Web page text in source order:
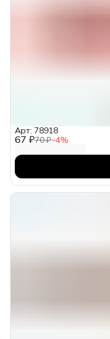
67 ₽70 ₽−4%
Арт: 78918